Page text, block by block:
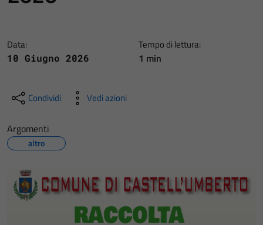
Data:
10 Giugno 2026
Tempo di lettura:
1 min
Condividi Vedi azioni
Argomenti
altro